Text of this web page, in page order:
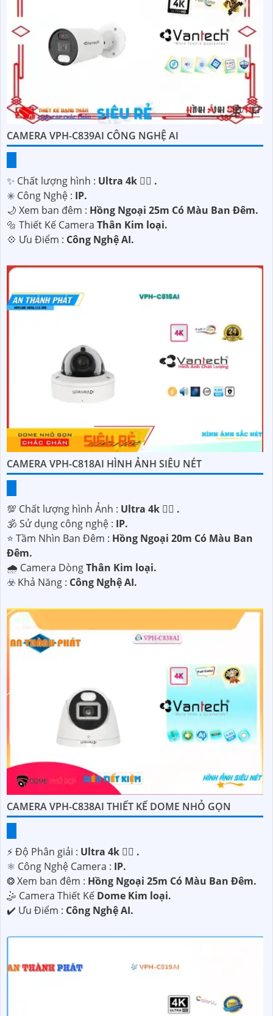
CAMERA VPH-C839AI CÔNG NGHỆ AI
✨ Chất lượng hình : Ultra 4k 👍🏾 .
✳️ Công Nghệ : IP.
🌙 Xem ban đêm : Hồng Ngoại 25m Có Màu Ban Ðêm.
🔩 Thiết Kế Camera Thân Kim loại.
️💠 Ưu Điểm : Công Nghệ AI.
CAMERA VPH-C818AI HÌNH ẢNH SIÊU NÉT
💯 Chất lượng hình Ảnh : Ultra 4k 👍🏾 .
🕉️ Sử dụng công nghệ : IP.
⭐ Tầm Nhìn Ban Đêm : Hồng Ngoại 20m Có Màu Ban
Ðêm.
🌧️ Camera DòngThân Kim loại.
️☣️ Khả Năng : Công Nghệ AI.
CAMERA VPH-C838AI THIẾT KẾ DOME NHỎ GỌN
️⚡ Độ Phân giải : Ultra 4k 👍🏾 .
⚛️ Công Nghệ Camera : IP.
❂ Xem ban đêm : Hồng Ngoại 25m Có Màu Ban Ðêm.
🤹 Camera Thiết Kế Dome Kim loại.
️✔️ Ưu Điểm : Công Nghệ AI.